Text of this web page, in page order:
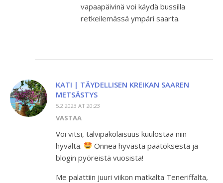
vapaapäivinä voi käydä bussilla
retkeilemässä ympäri saarta.
KATI | TÄYDELLISEN KREIKAN SAAREN
METSÄSTYS
5.2.2023 AT 20:23
VASTAA
Voi vitsi, talvipakolaisuus kuulostaa niin
hyvältä.
Onnea hyvästä päätöksestä ja
blogin pyöreistä vuosista!
Me palattiin juuri viikon matkalta Teneriffalta,